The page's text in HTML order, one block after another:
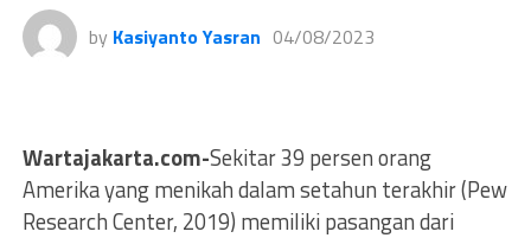
by Kasiyanto Yasran 04/08/2023
Wartajakarta.com-Sekitar 39 persen orang
Amerika yang menikah dalam setahun terakhir (Pew
Research Center, 2019) memiliki pasangan dari